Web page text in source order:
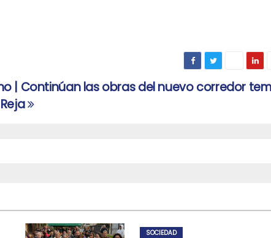
| Continúan las obras del nuevo corredor
SOCIEDAD